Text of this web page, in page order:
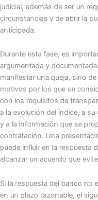
judicial, además de ser un
circunstancias y de abrir la
anticipada.
Durante esta fase, es
argumentada y
manifestar una queja, sino
motivos por los que se
con los requisitos de
a la evolución del índice, a
y a la información que se
contratación. Una
puede influir en la respuesta
alcanzar un acuerdo que
Si la respuesta del banco no
en un plazo razonable, el